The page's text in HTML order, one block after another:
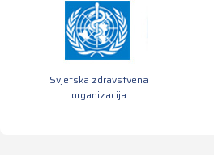
Svjetska zdravstvena
organizacija